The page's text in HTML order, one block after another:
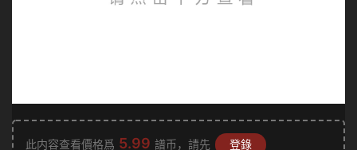
此内容查看價格爲 5.99 譜币，請先 登錄